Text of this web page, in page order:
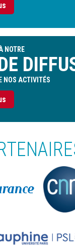
NOTRE
NOS ACTIVITÉS